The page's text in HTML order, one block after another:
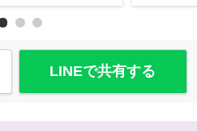
LINEで共有する